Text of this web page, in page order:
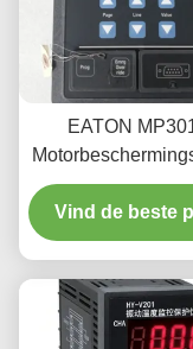
EATON
High
Module voor
overbelasting
motoren
Vind de beste